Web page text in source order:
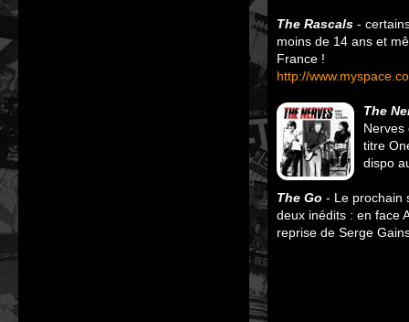
The Rascals -
moins de 14 ans et
France !
http://
The
Nerves
titre
dispo
The Go - Le prochain
deux inédits : en face
reprise de Serge